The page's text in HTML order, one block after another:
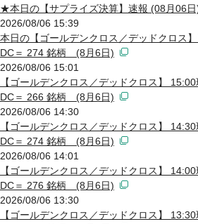
★本日の【サプライズ決算】速報 (08月06日
2026/08/06 15:39
本日の【ゴールデンクロス／デッドクロ
DC＝ 274 銘柄 (8月6日)
2026/08/06 15:01
【ゴールデンクロス／デッドクロス】
DC＝ 266 銘柄 (8月6日)
2026/08/06 14:30
【ゴールデンクロス／デッドクロス】
DC＝ 274 銘柄 (8月6日)
2026/08/06 14:01
【ゴールデンクロス／デッドクロス】
DC＝ 276 銘柄 (8月6日)
2026/08/06 13:30
【ゴールデンクロス／デッドクロス】